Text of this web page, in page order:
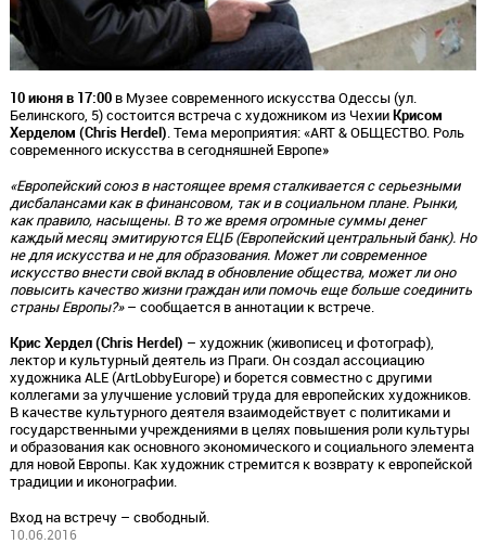
10 июня в 17:00в Музее современного искусства Одессы (ул.
Белинского, 5) состоится встреча с художником из ЧехииКрисом
Херделом (Chris Herdel). Тема мероприятия: «ART & ОБЩЕСТВО. Роль
современного искусства в сегодняшней Европе»
«Европейский союз в настоящее время сталкивается с серьезными
дисбалансами как в финансовом, так и в социальном плане. Рынки,
как правило, насыщены. В то же время огромные суммы денег
каждый месяц эмитируются ЕЦБ (Европейский центральный банк). Но
не для искусства и не для образования. Может ли современное
искусство внести свой вклад в обновление общества, может ли оно
повысить качество жизни граждан или помочь еще больше соединить
страны Европы?»– сообщается в аннотации к встрече.
Крис Хердел (Chris Herdel) – художник (живописец и фотограф),
лектор и культурный деятель из Праги. Он создал ассоциацию
художника ALE (ArtLobbyEurope) и борется совместно с другими
коллегами за улучшение условий труда для европейских художников.
В качестве культурного деятеля взаимодействует с политиками и
государственными учреждениями в целях повышения роли культуры
и образования как основного экономического и социального элемента
для новой Европы. Как художник стремится к возврату к европейской
традиции и иконографии.
Вход на встречу – свободный.
10.06.2016